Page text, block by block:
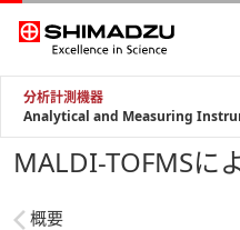
分析計測機器
Analytical and Measuring
MALDI-TOFMSに
概要